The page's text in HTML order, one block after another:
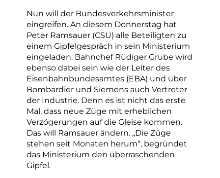
Nun will der Bundesverkehrsminister
eingreifen. An diesem Donnerstag hat
Peter Ramsauer (CSU) alle Beteiligten zu
einem Gipfelgespräch in sein Ministerium
eingeladen. Bahnchef Rüdiger Grube wird
ebenso dabei sein wie der Leiter des
Eisenbahnbundesamtes (EBA) und über
Bombardier und Siemens auch Vertreter
der Industrie. Denn es ist nicht das erste
Mal, dass neue Züge mit erheblichen
Verzögerungen auf die Gleise kommen.
Das will Ramsauer ändern. „Die Züge
stehen seit Monaten herum“, begründet
das Ministerium den überraschenden
Gipfel.